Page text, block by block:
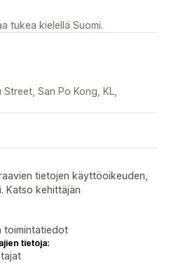
tukea kielellä Suomi.
San Po Kong, KL,
tietojen käyttöoikeuden,
Katso kehittäjän
toimintatiedot
tietoja: